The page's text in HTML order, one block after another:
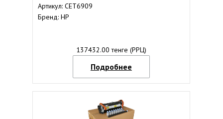
Артикул: CET6909
Бренд: HP
137432.00 тенге (РРЦ)
Подробнее